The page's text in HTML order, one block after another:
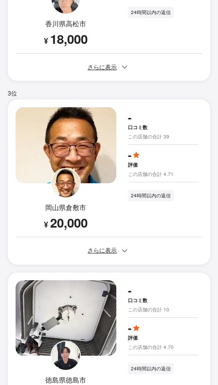
香川県高松市
¥ 18,000
24時間以内の返信
さらに表示
3位
岡山県倉敷市
¥20,000
-
口コミ数
この店舗の合計 39
-
評価
この店舗の合計 4.71
24時間以内の返信
さらに表示
徳島県徳島市
-
口コミ数
この店舗の合計 10
-
評価
この店舗の合計 4.70
24時間以内の返信